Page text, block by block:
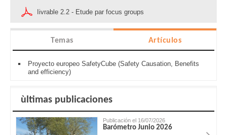
Iivrable 2.2 - Etude par focus groups
Temas Artículos
Proyecto europeo SafetyCube (Safety Causation, Benefits
and efficiency)
ùltimas publicaciones
Publicación el 16/07/2026
Barómetro Junio 2026